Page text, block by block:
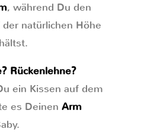
, während Du den
natürlichen Höhe
Rückenlehne?
ein Kissen auf dem
es Deinen Arm